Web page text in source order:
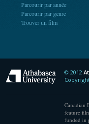
Parcourir par année
Parcourir par genre
Trouver un film
© 2012
Canadian
feature
funded in